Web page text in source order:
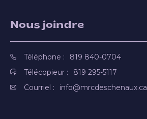
Nous joindre
Téléphone :
819 840-0704
Télécopieur :
819 295-5117
Courriel :
info@mrcdeschenaux.ca